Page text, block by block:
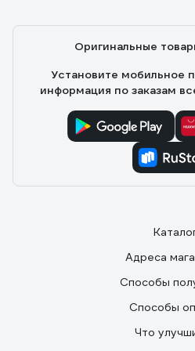
Оригинальные
Установите мобильное
информация по заказам
Адреса
Способы
Способы
Что